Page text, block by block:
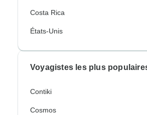
Costa Rica
États-Unis
Voyagistes les plus
Contiki
Cosmos